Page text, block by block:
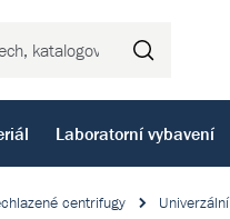
Laboratorní vybavení
centrifugy Univerzální